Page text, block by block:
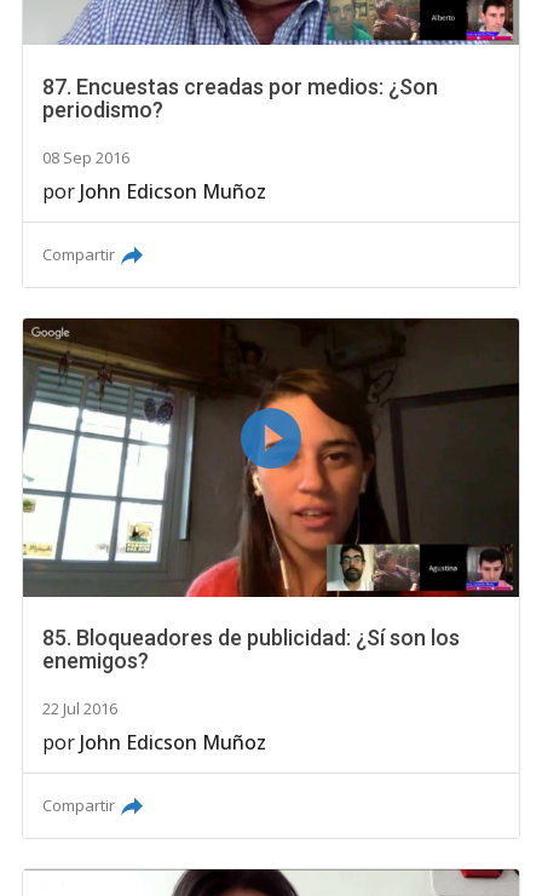
87. Encuestas creadas por medios: ¿Son
periodismo?
08 Sep 2016
por John Edicson Muñoz
Compartir
85. Bloqueadores de publicidad: ¿Sí son los
enemigos?
22 Jul 2016
por John Edicson Muñoz
Compartir